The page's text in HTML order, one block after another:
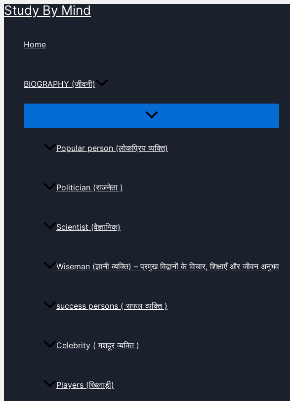
Skip
Study By Mind
Home
BIOGRAPHY (जीवनी)
Popular person (लोकप्रिय व्यक्ति)
Politician (राजनेता )
Scientist (वैज्ञानिक)
Wiseman (ज्ञानी व्यक्ति) – प्रमुख विद्वानों के विचार, शिक्षाएँ और जीवन अनुभव
success persons ( सफल व्यक्ति )
Celebrity ( मशहूर व्यक्ति )
Players (खिलाड़ी)